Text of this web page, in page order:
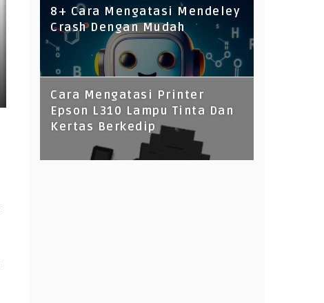
8+ Cara Mengatasi Mendeley
Crash Dengan Mudah
Cara Mengatasi Printer
Epson L310 Lampu Tinta Dan
Kertas Berkedip